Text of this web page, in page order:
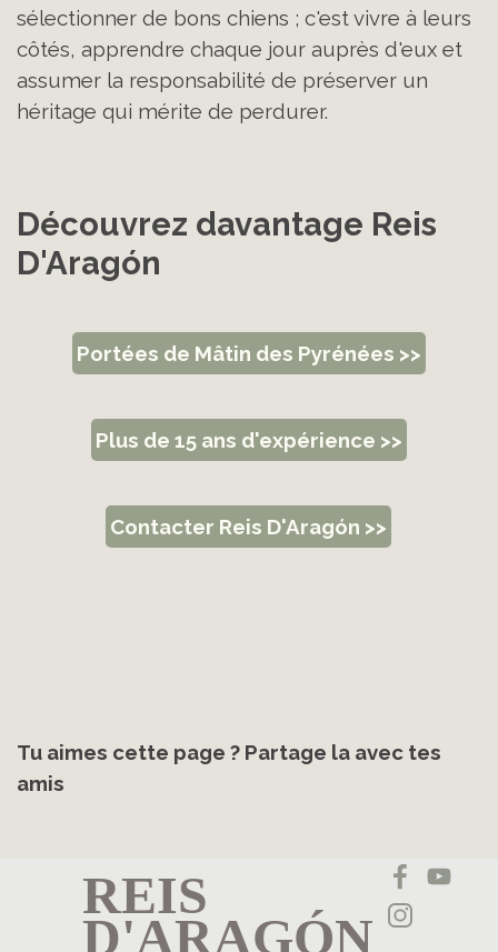
sélectionner de bons chiens ; c'est vivre à leurs
côtés, apprendre chaque jour auprès d'eux et
assumer la responsabilité de préserver un
héritage qui mérite de perdurer.
Découvrez davantage Reis
D'Aragón
Portées de Mâtin des Pyrénées >>
Plus de 15 ans d'expérience >>
Contacter Reis D'Aragón >>
Tu aimes cette page ? Partage la avec tes
amis
REIS
D'ARAGÓN